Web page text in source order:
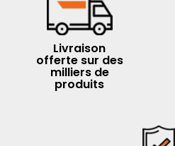
Livraison
offerte sur des
milliers de
produits